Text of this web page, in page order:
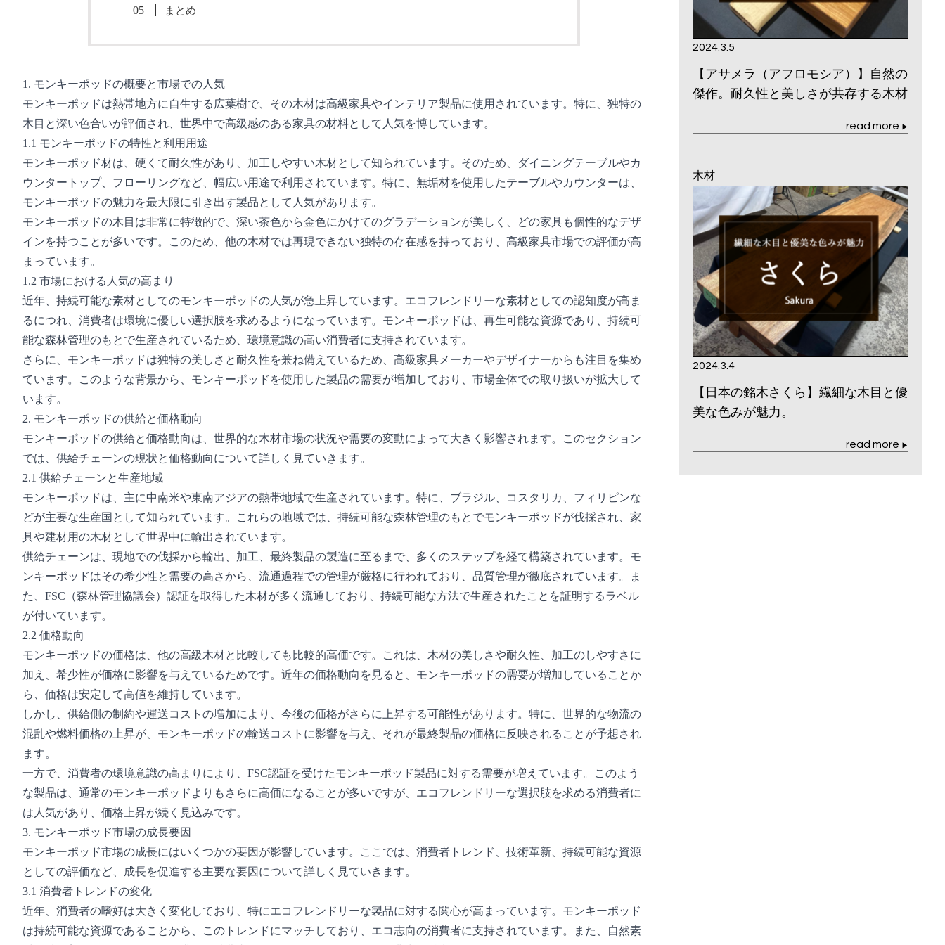
まとめ
1. モンキーポッドの概要と市場での人気
モンキーポッドは熱帯地方に自生する広葉樹で、その木材は高級家具やインテリア製品に使用されています。特に、独特の
木目と深い色合いが評価され、世界中で高級感のある家具の材料として人気を博しています。
1.1 モンキーポッドの特性と利用用途
モンキーポッド材は、硬くて耐久性があり、加工しやすい木材として知られています。そのため、ダイニングテーブルやカ
ウンタートップ、フローリングなど、幅広い用途で利用されています。特に、無垢材を使用したテーブルやカウンターは、
モンキーポッドの魅力を最大限に引き出す製品として人気があります。
モンキーポッドの木目は非常に特徴的で、深い茶色から金色にかけてのグラデーションが美しく、どの家具も個性的なデザ
インを持つことが多いです。このため、他の木材では再現できない独特の存在感を持っており、高級家具市場での評価が高
まっています。
1.2 市場における人気の高まり
近年、持続可能な素材としてのモンキーポッドの人気が急上昇しています。エコフレンドリーな素材としての認知度が高ま
るにつれ、消費者は環境に優しい選択肢を求めるようになっています。モンキーポッドは、再生可能な資源であり、持続可
能な森林管理のもとで生産されているため、環境意識の高い消費者に支持されています。
さらに、モンキーポッドは独特の美しさと耐久性を兼ね備えているため、高級家具メーカーやデザイナーからも注目を集め
ています。このような背景から、モンキーポッドを使用した製品の需要が増加しており、市場全体での取り扱いが拡大して
います。
2. モンキーポッドの供給と価格動向
モンキーポッドの供給と価格動向は、世界的な木材市場の状況や需要の変動によって大きく影響されます。このセクション
では、供給チェーンの現状と価格動向について詳しく見ていきます。
2.1 供給チェーンと生産地域
モンキーポッドは、主に中南米や東南アジアの熱帯地域で生産されています。特に、ブラジル、コスタリカ、フィリピンな
どが主要な生産国として知られています。これらの地域では、持続可能な森林管理のもとでモンキーポッドが伐採され、家
具や建材用の木材として世界中に輸出されています。
供給チェーンは、現地での伐採から輸出、加工、最終製品の製造に至るまで、多くのステップを経て構築されています。モ
ンキーポッドはその希少性と需要の高さから、流通過程での管理が厳格に行われており、品質管理が徹底されています。ま
た、FSC（森林管理協議会）認証を取得した木材が多く流通しており、持続可能な方法で生産されたことを証明するラベル
が付いています。
2.2 価格動向
モンキーポッドの価格は、他の高級木材と比較しても比較的高価です。これは、木材の美しさや耐久性、加工のしやすさに
加え、希少性が価格に影響を与えているためです。近年の価格動向を見ると、モンキーポッドの需要が増加していることか
ら、価格は安定して高値を維持しています。
しかし、供給側の制約や運送コストの増加により、今後の価格がさらに上昇する可能性があります。特に、世界的な物流の
混乱や燃料価格の上昇が、モンキーポッドの輸送コストに影響を与え、それが最終製品の価格に反映されることが予想され
ます。
一方で、消費者の環境意識の高まりにより、FSC認証を受けたモンキーポッド製品に対する需要が増えています。このよう
な製品は、通常のモンキーポッドよりもさらに高価になることが多いですが、エコフレンドリーな選択肢を求める消費者に
は人気があり、価格上昇が続く見込みです。
3. モンキーポッド市場の成長要因
モンキーポッド市場の成長にはいくつかの要因が影響しています。ここでは、消費者トレンド、技術革新、持続可能な資源
としての評価など、成長を促進する主要な要因について詳しく見ていきます。
3.1 消費者トレンドの変化
近年、消費者の嗜好は大きく変化しており、特にエコフレンドリーな製品に対する関心が高まっています。モンキーポッド
は持続可能な資源であることから、このトレンドにマッチしており、エコ志向の消費者に支持されています。また、自然素
2024.3.5
【アサメラ（アフロモシア）】自然の
傑作。耐久性と美しさが共存する木材
read more ▶
木材
2024.3.4
【日本の銘木さくら】繊細な木目と優
美な色みが魅力。
read more ▶